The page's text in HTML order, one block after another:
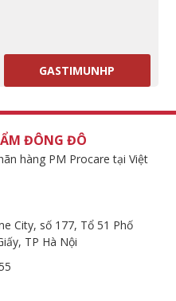
GASTIMUNHP
ĐÔNG ĐÔ
hàng PM Procare tại Việt
City, số 177, Tổ 51 Phố
TP Hà Nội